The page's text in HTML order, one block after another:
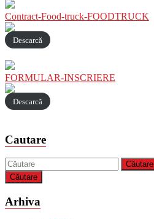
Contract-Food-truck-FOODTRUCK
Descarcă
FORMULAR-INSCRIERE
Descarcă
Cautare
Căutare
Arhiva